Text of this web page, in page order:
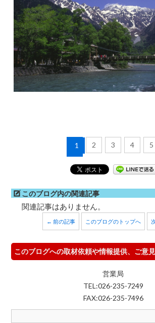
1 2 3 4 5
このブログ内の関連記事
関連記事はありません。
← 前の記事 このブログのトップへ
このブログへの取材依頼や情報提供、ご意
営業局
TEL:026-235-7249
FAX:026-235-7496